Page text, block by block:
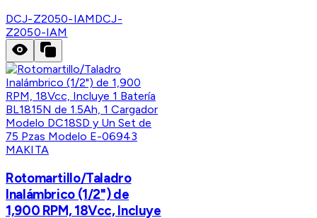
DCJ-Z2050-IAMDCJ-
Z2050-IAM
MAKITA
Rotomartillo/Taladro
Inalámbrico (1/2") de
1,900 RPM, 18Vcc, Incluye